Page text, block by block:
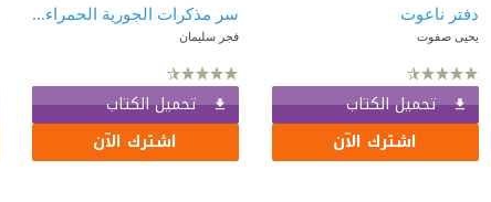
دفتر ناعوت
يحيى صفوت
تحميل الكتاب
اشترك الآن
سر مذكرات الجورية الحمراء 1 - الأبواب المغلقة
فجر سليمان
تحميل الكتاب
اشترك الآن